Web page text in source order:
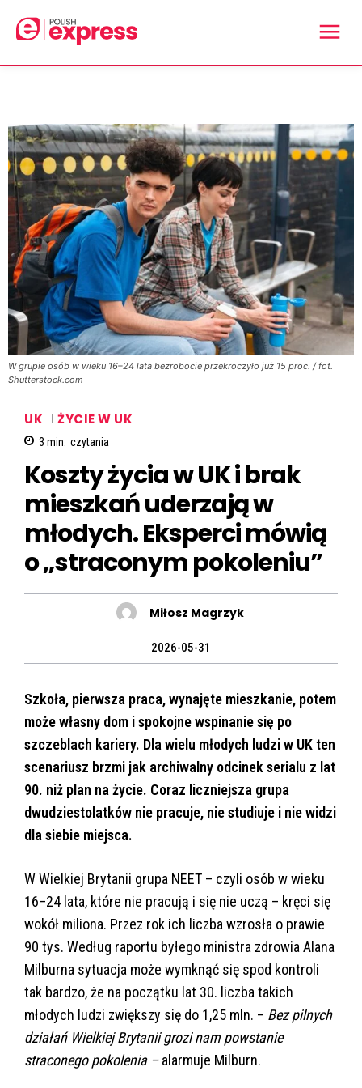
W grupie osób w wieku 16–24 lata bezrobocie przekroczyło już 15 proc. / fot.
Shutterstock.com
UK ŻYCIE W UK
3 min. czytania
Koszty życia w UK i brak
mieszkań uderzają w
młodych. Eksperci mówią
o „straconym pokoleniu”
Miłosz Magrzyk
2026-05-31
Szkoła, pierwsza praca, wynajęte mieszkanie, potem
może własny dom i spokojne wspinanie się po
szczeblach kariery. Dla wielu młodych ludzi w UK ten
scenariusz brzmi jak archiwalny odcinek serialu z lat
90. niż plan na życie. Coraz liczniejsza grupa
dwudziestolatków nie pracuje, nie studiuje i nie widzi
dla siebie miejsca.
W Wielkiej Brytanii grupa NEET – czyli osób w wieku
16–24 lata, które nie pracują i się nie uczą – kręci się
wokół miliona. Przez rok ich liczba wzrosła o prawie
90 tys. Według raportu byłego ministra zdrowia Alana
Milburna sytuacja może wymknąć się spod kontroli
tak bardzo, że na początku lat 30. liczba takich
młodych ludzi zwiększy się do 1,25 mln. – Bez pilnych
działań Wielkiej Brytanii grozi nam powstanie
straconego pokolenia –alarmuje Milburn.